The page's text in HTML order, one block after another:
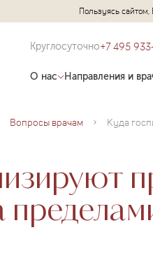
Пользуясь сайтом,
Круглосуточно+7 495
О нас Направления и
Вопросы врачам